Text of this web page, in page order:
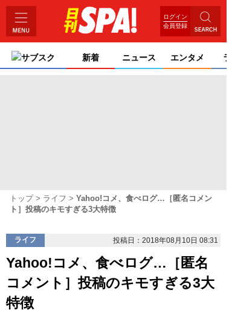
ログイン
会員登録
サブスク 新着 ニュース エンタメ
トップ ライフ
Yahoo!コメ、食べログ…［匿名コメン
ト］投稿のキモすぎる3大特徴
ライフ 投稿日：2018年08月10日 08:31
Yahoo!コメ、食べログ…［匿名
コメント］投稿のキモすぎる3大
特徴